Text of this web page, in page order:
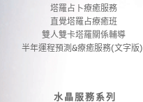
塔羅占卜療癒服務
直覺塔羅占療癒班
雙人雙卡塔羅關係輔導
半年運程預測&療癒服務(文字版)
水晶服務系列